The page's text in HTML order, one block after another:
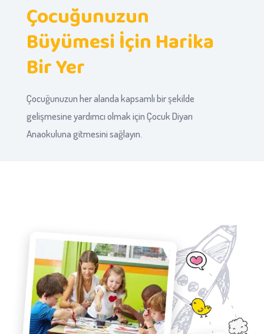
Çocuğunuzun
Büyümesi İçin Harika
Bir Yer
Çocuğunuzun her alanda kapsamlı bir şekilde
gelişmesine yardımcı olmak için Çocuk Diyarı
Anaokuluna gitmesini sağlayın.